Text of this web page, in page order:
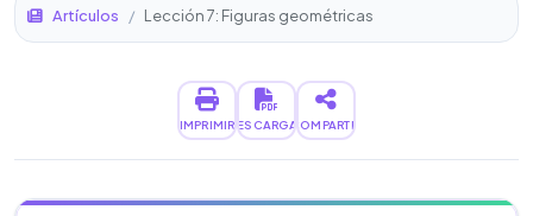
Artículos / Lección 7: Figuras geométricas
IMPRIMIRDESCARGARCOMPARTIR